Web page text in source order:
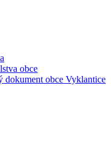
obce
dokument obce Vyklantice